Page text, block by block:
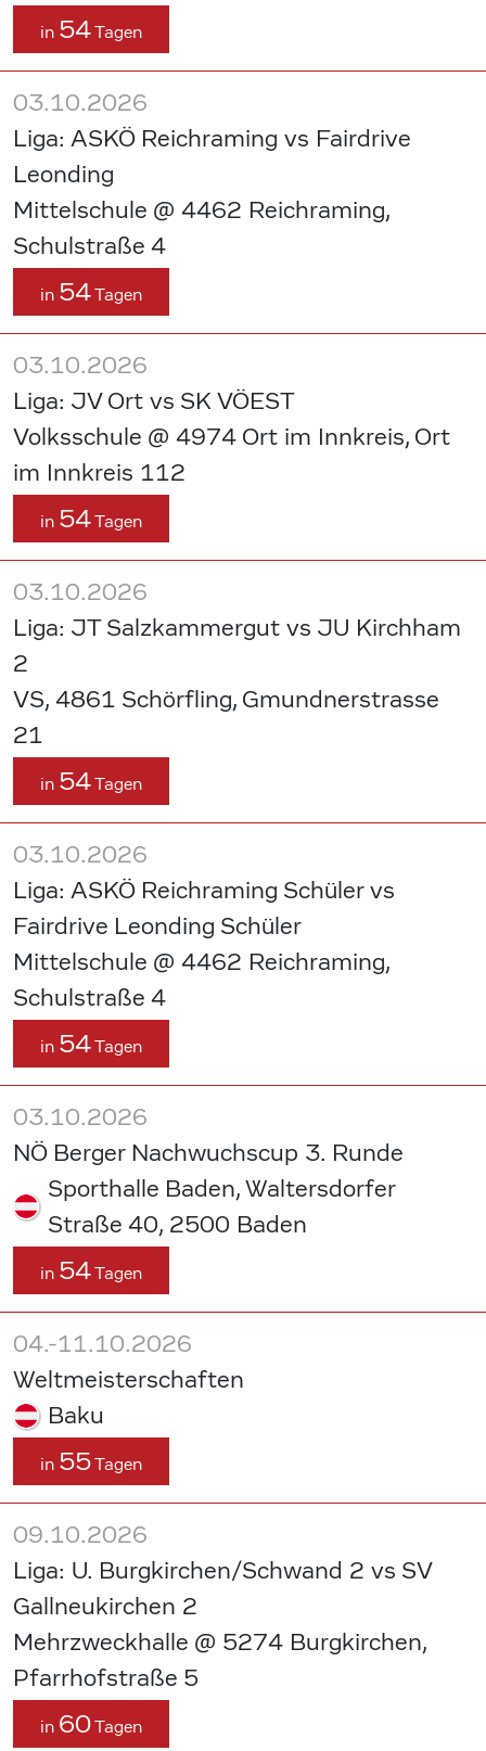
in 54Tagen
03.10.2026
Liga: ASKÖ Reichraming vs Fairdrive
Leonding
Mittelschule @ 4462 Reichraming,
Schulstraße 4
in 54Tagen
03.10.2026
Liga: JV Ort vs SK VÖEST
Volksschule @ 4974 Ort im Innkreis, Ort
im Innkreis 112
in 54Tagen
03.10.2026
Liga: JT Salzkammergut vs JU Kirchham
2
VS, 4861 Schörfling, Gmundnerstrasse
21
in 54Tagen
03.10.2026
Liga: ASKÖ Reichraming Schüler vs
Fairdrive Leonding Schüler
Mittelschule @ 4462 Reichraming,
Schulstraße 4
in 54Tagen
03.10.2026
NÖ Berger Nachwuchscup 3. Runde
Sporthalle Baden, Waltersdorfer
Straße 40, 2500 Baden
in 54Tagen
04.-11.10.2026
Weltmeisterschaften
Baku
in 55Tagen
09.10.2026
Liga: U. Burgkirchen/Schwand 2 vs SV
Gallneukirchen 2
Mehrzweckhalle @ 5274 Burgkirchen,
Pfarrhofstraße 5
in 60Tagen